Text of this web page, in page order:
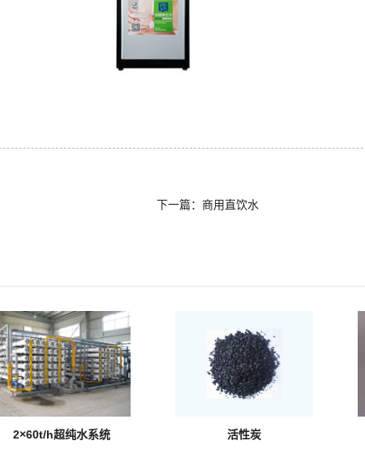
下一篇： 商用直饮水
2×60t/h超纯水系统 活性炭